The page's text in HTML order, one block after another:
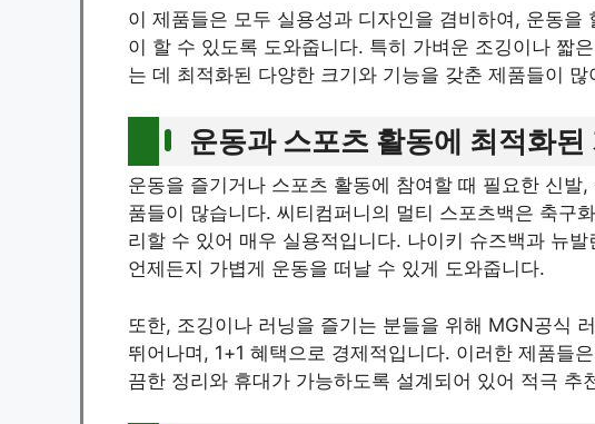
이 제품들은 모두 실용성과 디자인을 겸비하여, 운동을
이 할 수 있도록 도와줍니다. 특히 가벼운 조깅이나 짧
는 데 최적화된 다양한 크기와 기능을 갖춘 제품들이
운동과 스포츠 활동에 최적화된
운동을 즐기거나 스포츠 활동에 참여할 때 필요한 신발
품들이 많습니다. 씨티컴퍼니의 멀티 스포츠백은 축구
리할 수 있어 매우 실용적입니다. 나이키 슈즈백과 뉴
언제든지 가볍게 운동을 떠날 수 있게 도와줍니다.
또한, 조깅이나 러닝을 즐기는 분들을 위해 MGN공식
뛰어나며, 1+1 혜택으로 경제적입니다. 이러한 제품들
끔한 정리와 휴대가 가능하도록 설계되어 있어 적극 추